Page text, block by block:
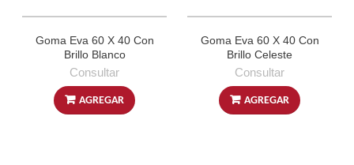
Goma Eva 60 X 40 Con
Brillo Blanco
Consultar
AGREGAR
Goma Eva 60 X 40 Con
Brillo Celeste
Consultar
AGREGAR